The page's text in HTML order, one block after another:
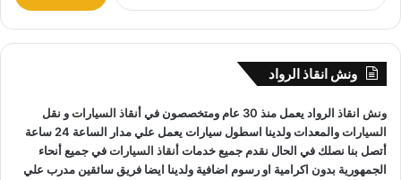
:
ونش انقاذ الرواد
ونش انقاذ الرواد يعمل منذ 30 عام ومتخصصون في أنقاذ السياراتو نقل
السيارات
والمعدات ولدينا اسطول سيارات يعمل علي مدار الساعة 24 ساعة
أتصل بنا نصلك في الحال نقدم جميع خدماتأنقاذ السياراتفي جميع أنحاء
الجمهورية بدون اكرامية او رسوم اضافية ولدينا ايضا فريق سائقين مدرب علي